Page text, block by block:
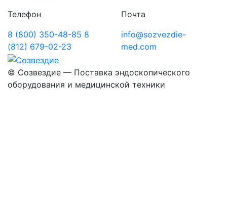
Телефон
8 (800) 350-48-85 8
(812) 679-02-23
Почта
info@sozvezdie-
med.com
© Созвездие — Поставка эндоскопического
оборудования и медицинской техники